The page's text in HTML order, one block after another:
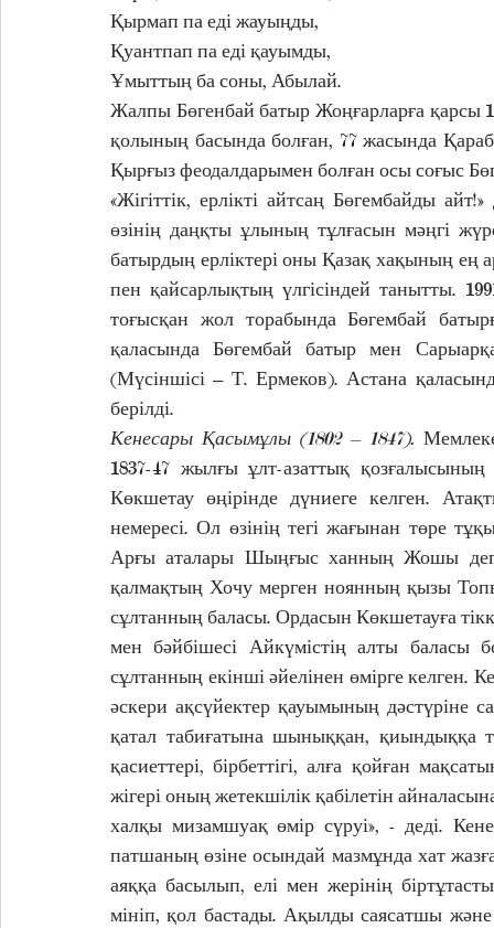
Қырмап па еді жауыңды,
Қуантпап па еді қауымды,
Ұмыттың ба соны, Абылай.
Жалпы Бөгенбай батыр Жоңғарларға қарсы
қолының басында болған, 77 жасында
Қырғыз феодалдарымен болған осы соғыс
«Жігіттік, ерлікті айтсаң Бөгембайды
өзінің даңқты ұлының тұлғасын мәңгі
батырдың ерліктері оны Қазақ хақының ең
пен қайсарлықтың үлгісіндей танытты.
тоғысқан жол торабында Бөгембай
қаласында Бөгембай батыр мен
(Мүсіншісі – Т. Ермеков). Астана
берілді.
Кенесары Қасымұлы (1802 – 1847).
1837-47 жылғы ұлт-азаттық
Көкшетау өңірінде дүниеге келген.
немересі. Ол өзінің тегі жағынан төре
Арғы аталары Шыңғыс ханның Жошы
қалмақтың Хочу мерген ноянның қызы
сұлтанның баласы. Ордасын Көкшетауға
мен бәйбішесі Айкүмістің алты баласы
сұлтанның екінші әйелінен өмірге келген.
әскери ақсүйектер қауымының
қатал табиғатына шыныққан, қиындыққа
қасиеттері, бірбеттігі, алға қойған
жігері оның жетекшілік қабілетін
халқы мизамшуақ өмір сүруі», - деді.
патшаның өзіне осындай мазмұнда хат
аяққа басылып, елі мен жерінің
мініп, қол бастады. Ақылды саясатшы